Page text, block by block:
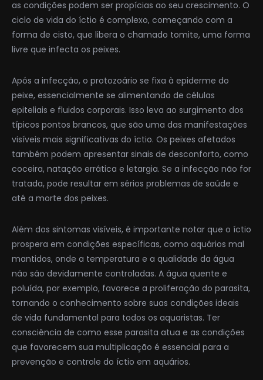
as condições podem ser propícias ao seu crescimento. O
ciclo de vida do íctio é complexo, começando com a
forma de cisto, que libera o chamado tomite, uma forma
livre que infecta os peixes.
Após a infecção, o protozoário se fixa à epiderme do
peixe, essencialmente se alimentando de células
epiteliais e fluidos corporais. Isso leva ao surgimento dos
típicos pontos brancos, que são uma das manifestações
visíveis mais significativas do íctio. Os peixes afetados
também podem apresentar sinais de desconforto, como
coceira, natação errática e letargia. Se a infecção não for
tratada, pode resultar em sérios problemas de saúde e
até a morte dos peixes.
Além dos sintomas visíveis, é importante notar que o íctio
prospera em condições específicas, como aquários mal
mantidos, onde a temperatura e a qualidade da água
não são devidamente controladas. A água quente e
poluída, por exemplo, favorece a proliferação do parasita,
tornando o conhecimento sobre suas condições ideais
de vida fundamental para todos os aquaristas. Ter
consciência de como esse parasita atua e as condições
que favorecem sua multiplicação é essencial para a
prevenção e controle do íctio em aquários.